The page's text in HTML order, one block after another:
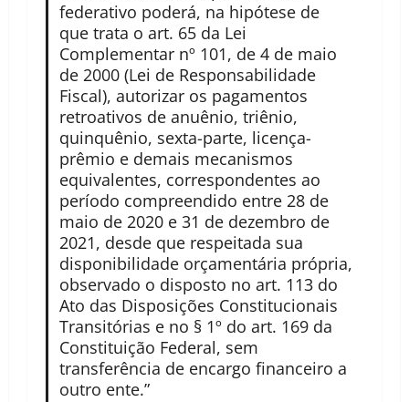
federativo poderá, na hipótese de
que trata o art. 65 da Lei
Complementar nº 101, de 4 de maio
de 2000 (Lei de Responsabilidade
Fiscal), autorizar os pagamentos
retroativos de anuênio, triênio,
quinquênio, sexta-parte, licença-
prêmio e demais mecanismos
equivalentes, correspondentes ao
período compreendido entre 28 de
maio de 2020 e 31 de dezembro de
2021, desde que respeitada sua
disponibilidade orçamentária própria,
observado o disposto no art. 113 do
Ato das Disposições Constitucionais
Transitórias e no § 1º do art. 169 da
Constituição Federal, sem
transferência de encargo financeiro a
outro ente.”